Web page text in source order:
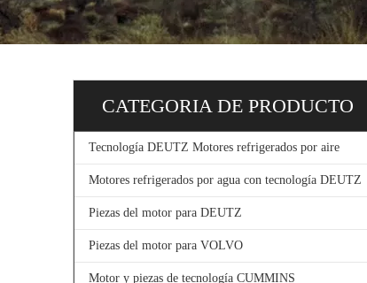
CATEGORIA DE PRODUCTO
Tecnología DEUTZ Motores refrigerados por aire
Motores refrigerados por agua con tecnología DEUTZ
Piezas del motor para DEUTZ
Piezas del motor para VOLVO
Motor y piezas de tecnología CUMMINS